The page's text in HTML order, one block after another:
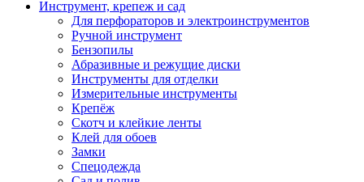
Инструмент, крепеж и сад
Для перфораторов и электроинструментов
Ручной инструмент
Бензопилы
Абразивные и режущие диски
Инструменты для отделки
Измерительные инструменты
Крепёж
Скотч и клейкие ленты
Клей для обоев
Замки
Спецодежда